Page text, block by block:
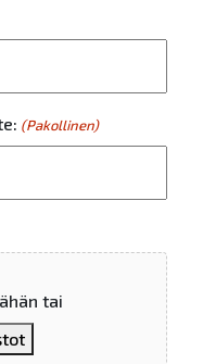
(Pakollinen)
tai